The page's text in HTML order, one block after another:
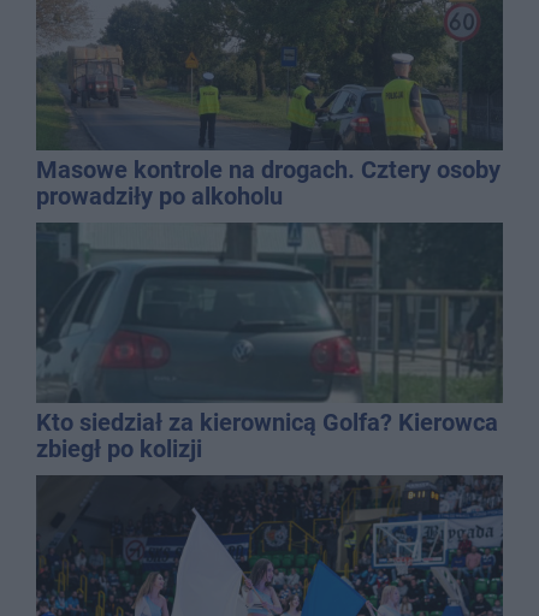
Masowe kontrole na drogach. Cztery osoby
prowadziły po alkoholu
Kto siedział za kierownicą Golfa? Kierowca
zbiegł po kolizji